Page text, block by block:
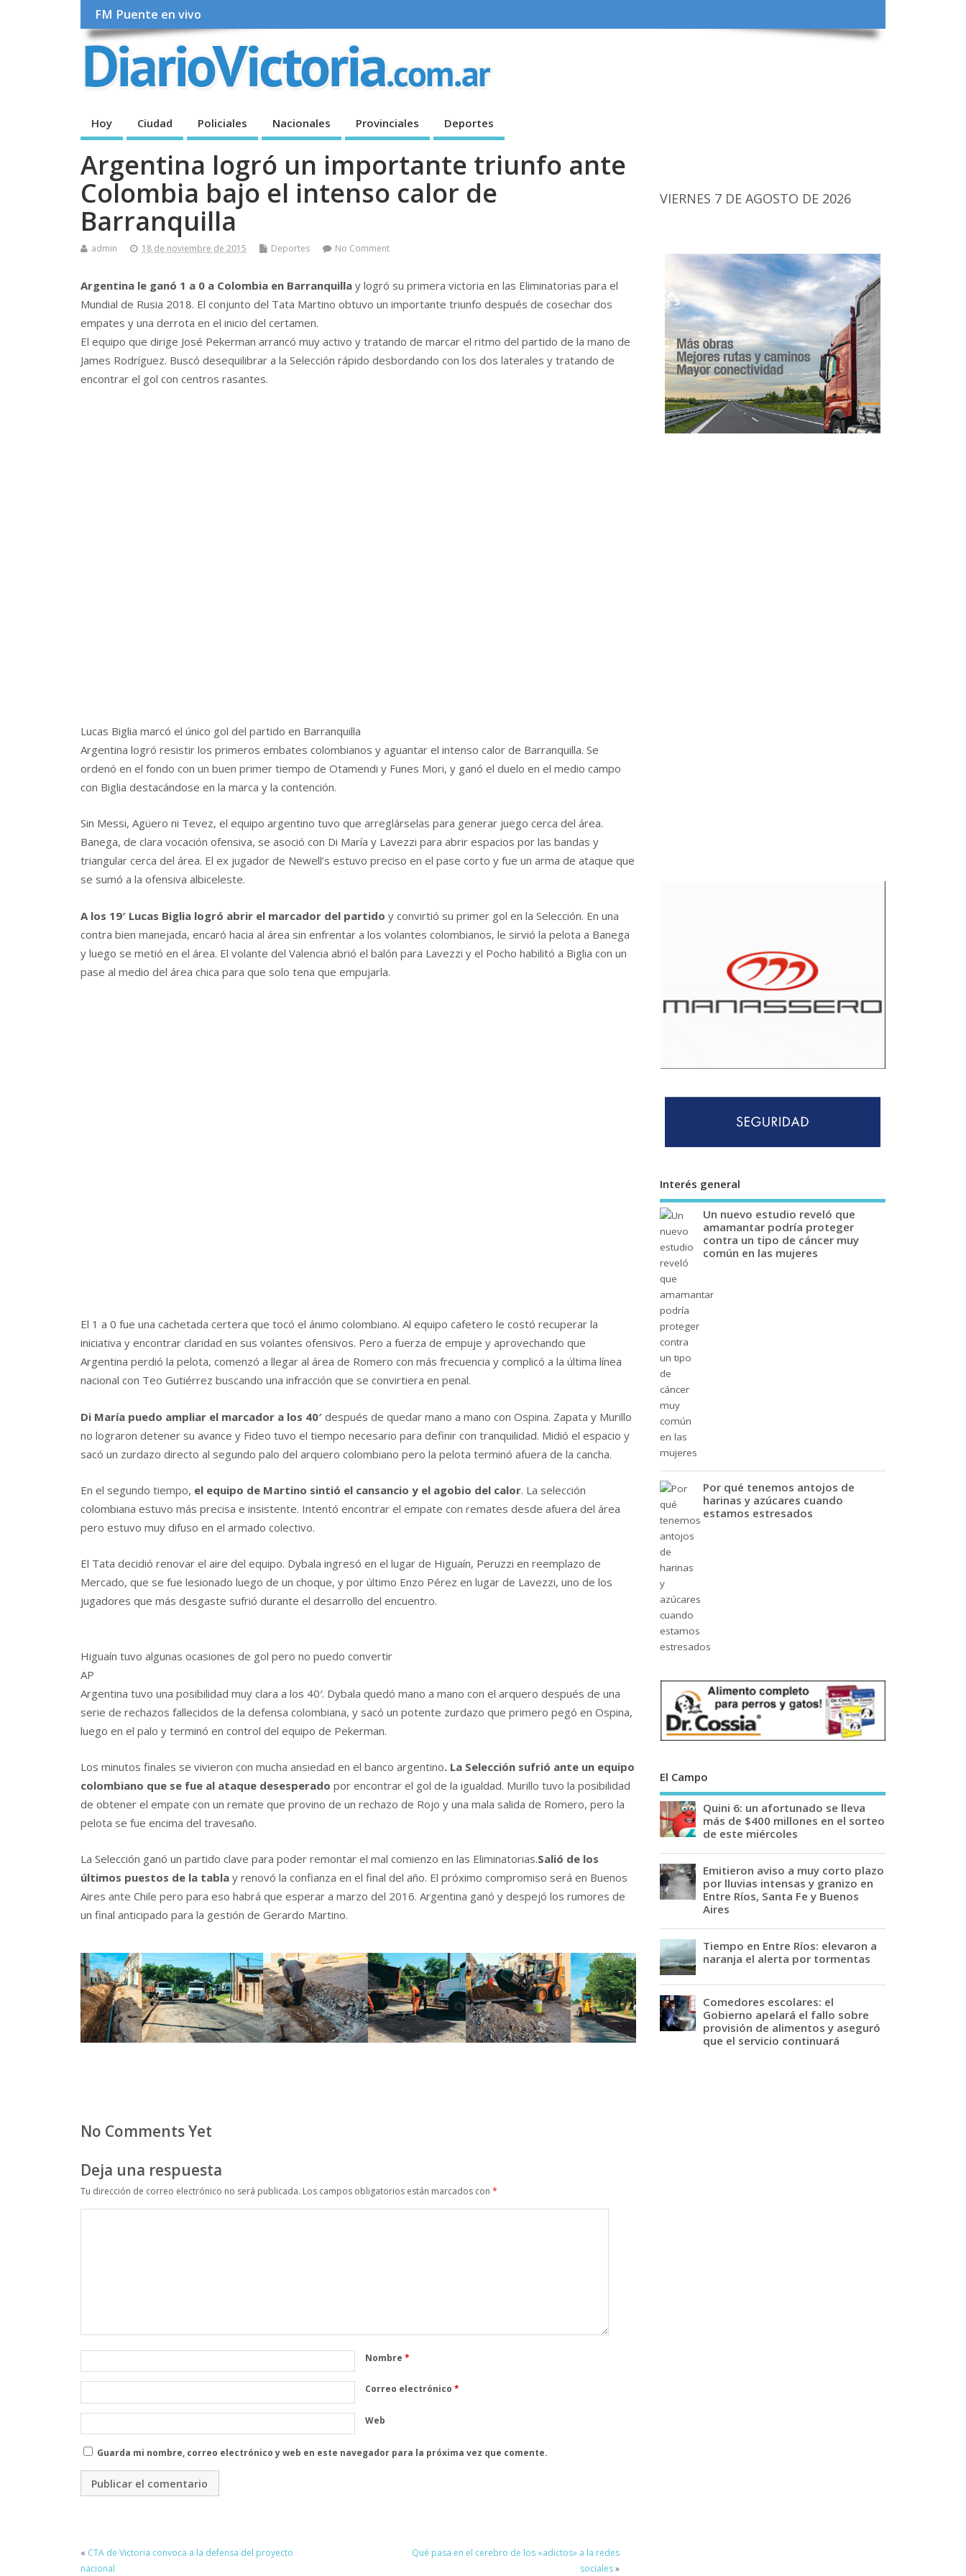
FM Puente en vivo
Hoy Ciudad Policiales Nacionales Provinciales Deportes
Argentina logró un importante triunfo ante
Colombia bajo el intenso calor de
Barranquilla
admin 18 de noviembre de 2015 Deportes No Comment
Argentina le ganó 1 a 0 a Colombia en Barranquilla y logró su primera victoria en las Eliminatorias para el
Mundial de Rusia 2018. El conjunto del Tata Martino obtuvo un importante triunfo después de cosechar dos
empates y una derrota en el inicio del certamen.
El equipo que dirige José Pekerman arrancó muy activo y tratando de marcar el ritmo del partido de la mano de
James Rodríguez. Buscó desequilibrar a la Selección rápido desbordando con los dos laterales y tratando de
encontrar el gol con centros rasantes.
Lucas Biglia marcó el único gol del partido en Barranquilla
Argentina logró resistir los primeros embates colombianos y aguantar el intenso calor de Barranquilla. Se
ordenó en el fondo con un buen primer tiempo de Otamendi y Funes Mori, y ganó el duelo en el medio campo
con Biglia destacándose en la marca y la contención.
Sin Messi, Agüero ni Tevez, el equipo argentino tuvo que arreglárselas para generar juego cerca del área.
Banega, de clara vocación ofensiva, se asoció con Di María y Lavezzi para abrir espacios por las bandas y
triangular cerca del área. El ex jugador de Newell’s estuvo preciso en el pase corto y fue un arma de ataque que
se sumó a la ofensiva albiceleste.
A los 19′ Lucas Biglia logró abrir el marcador del partido y convirtió su primer gol en la Selección. En una
contra bien manejada, encaró hacia al área sin enfrentar a los volantes colombianos, le sirvió la pelota a Banega
y luego se metió en el área. El volante del Valencia abrió el balón para Lavezzi y el Pocho habilitó a Biglia con un
pase al medio del área chica para que solo tena que empujarla.
El 1 a 0 fue una cachetada certera que tocó el ánimo colombiano. Al equipo cafetero le costó recuperar la
iniciativa y encontrar claridad en sus volantes ofensivos. Pero a fuerza de empuje y aprovechando que
Argentina perdió la pelota, comenzó a llegar al área de Romero con más frecuencia y complicó a la última línea
nacional con Teo Gutiérrez buscando una infracción que se convirtiera en penal.
Di María puedo ampliar el marcador a los 40′ después de quedar mano a mano con Ospina. Zapata y Murillo
no lograron detener su avance y Fideo tuvo el tiempo necesario para definir con tranquilidad. Midió el espacio y
sacó un zurdazo directo al segundo palo del arquero colombiano pero la pelota terminó afuera de la cancha.
En el segundo tiempo, el equipo de Martino sintió el cansancio y el agobio del calor. La selección
colombiana estuvo más precisa e insistente. Intentó encontrar el empate con remates desde afuera del área
pero estuvo muy difuso en el armado colectivo.
El Tata decidió renovar el aire del equipo. Dybala ingresó en el lugar de Higuaín, Peruzzi en reemplazo de
Mercado, que se fue lesionado luego de un choque, y por último Enzo Pérez en lugar de Lavezzi, uno de los
jugadores que más desgaste sufrió durante el desarrollo del encuentro.
Higuaín tuvo algunas ocasiones de gol pero no puedo convertir
AP
Argentina tuvo una posibilidad muy clara a los 40′. Dybala quedó mano a mano con el arquero después de una
serie de rechazos fallecidos de la defensa colombiana, y sacó un potente zurdazo que primero pegó en Ospina,
luego en el palo y terminó en control del equipo de Pekerman.
Los minutos finales se vivieron con mucha ansiedad en el banco argentino. La Selección sufrió ante un equipo
colombiano que se fue al ataque desesperado por encontrar el gol de la igualdad. Murillo tuvo la posibilidad
de obtener el empate con un remate que provino de un rechazo de Rojo y una mala salida de Romero, pero la
pelota se fue encima del travesaño.
La Selección ganó un partido clave para poder remontar el mal comienzo en las Eliminatorias.Salió de los
últimos puestos de la tabla y renovó la confianza en el final del año. El próximo compromiso será en Buenos
Aires ante Chile pero para eso habrá que esperar a marzo del 2016. Argentina ganó y despejó los rumores de
un final anticipado para la gestión de Gerardo Martino.
No Comments Yet
Deja una respuesta
Tu dirección de correo electrónico no será publicada. Los campos obligatorios están marcados con *
Nombre *
Correo electrónico *
Web
Guarda mi nombre, correo electrónico y web en este navegador para la próxima vez que comente.
« CTA de Victoria convoca a la defensa del proyecto
nacional
Qué pasa en el cerebro de los «adictos» a la redes
sociales»
VIERNES 7 DE AGOSTO DE 2026
Interés general
Un nuevo estudio reveló que
amamantar podría proteger
contra un tipo de cáncer muy
común en las mujeres
Por qué tenemos antojos de
harinas y azúcares cuando
estamos estresados
El Campo
Quini 6: un afortunado se lleva
más de $400 millones en el sorteo
de este miércoles
Emitieron aviso a muy corto plazo
por lluvias intensas y granizo en
Entre Ríos, Santa Fe y Buenos
Aires
Tiempo en Entre Ríos: elevaron a
naranja el alerta por tormentas
Comedores escolares: el
Gobierno apelará el fallo sobre
provisión de alimentos y aseguró
que el servicio continuará